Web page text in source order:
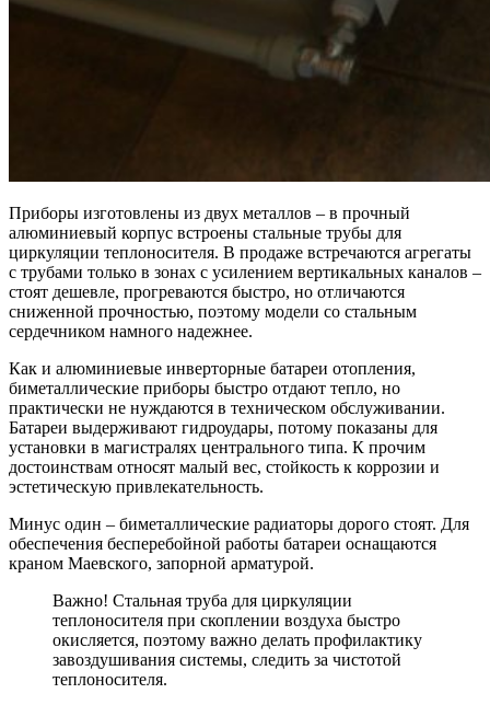
Приборы изготовлены из двух металлов – в прочный
алюминиевый корпус встроены стальные трубы для
циркуляции теплоносителя. В продаже встречаются агрегаты
с трубами только в зонах с усилением вертикальных каналов –
стоят дешевле, прогреваются быстро, но отличаются
сниженной прочностью, поэтому модели со стальным
сердечником намного надежнее.
Как и алюминиевые инверторные батареи отопления,
биметаллические приборы быстро отдают тепло, но
практически не нуждаются в техническом обслуживании.
Батареи выдерживают гидроудары, потому показаны для
установки в магистралях центрального типа. К прочим
достоинствам относят малый вес, стойкость к коррозии и
эстетическую привлекательность.
Минус один – биметаллические радиаторы дорого стоят. Для
обеспечения бесперебойной работы батареи оснащаются
краном Маевского, запорной арматурой.
Важно! Стальная труба для циркуляции
теплоносителя при скоплении воздуха быстро
окисляется, поэтому важно делать профилактику
завоздушивания системы, следить за чистотой
теплоносителя.